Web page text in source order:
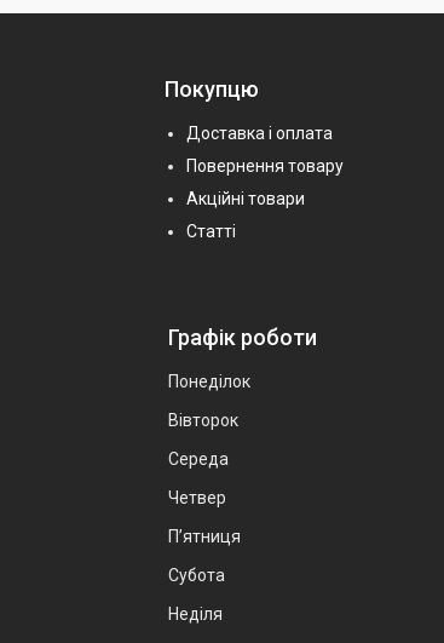
Покупцю
Доставка і оплата
Повернення товару
Акційні товари
Статті
Графік роботи
Понеділок
Вівторок
Середа
Четвер
Пʼятниця
Субота
Неділя